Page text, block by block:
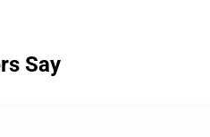
Say